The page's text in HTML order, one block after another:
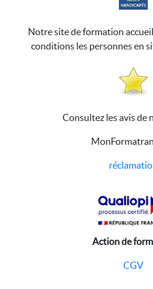
Notre site de formation
conditions les personnes en
Consultez les avis de
Action de
CGV